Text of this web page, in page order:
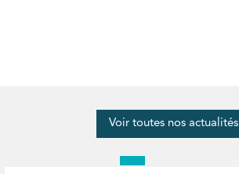
Voir toutes nos actualités